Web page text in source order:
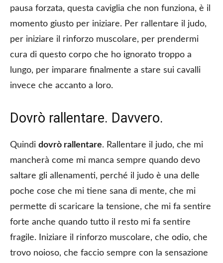
pausa forzata, questa caviglia che non funziona, è il
momento giusto per iniziare. Per rallentare il judo,
per iniziare il rinforzo muscolare, per prendermi
cura di questo corpo che ho ignorato troppo a
lungo, per imparare finalmente a stare sui cavalli
invece che accanto a loro.
Dovrò rallentare. Davvero.
Quindi dovrò rallentare. Rallentare il judo, che mi
mancherà come mi manca sempre quando devo
saltare gli allenamenti, perché il judo è una delle
poche cose che mi tiene sana di mente, che mi
permette di scaricare la tensione, che mi fa sentire
forte anche quando tutto il resto mi fa sentire
fragile. Iniziare il rinforzo muscolare, che odio, che
trovo noioso, che faccio sempre con la sensazione